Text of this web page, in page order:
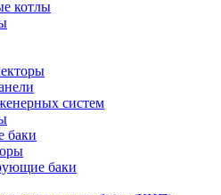
котлы
систем
баки
баки